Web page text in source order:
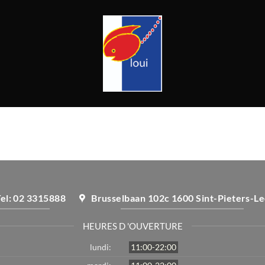
02 3315888 Brusselbaan 102c 1600 Sint-Pieters-
HEURES D 'OUVERTURE
lundi:
11:00-22:00